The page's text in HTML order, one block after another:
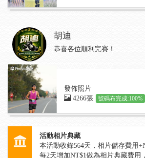
胡迪
恭喜各位順利完賽！
發佈照片
4266張
號碼布完成:100%
活動相片典藏
本活動收錄564天，相片儲存費用
每2天增加NT$1做為相片典藏費用